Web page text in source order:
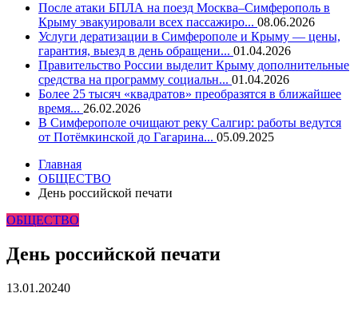
После атаки БПЛА на поезд Москва–Симферополь в
Крыму эвакуировали всех пассажиро... 08.06.2026
Услуги дератизации в Симферополе и Крыму — цены,
гарантия, выезд в день обращени... 01.04.2026
Правительство России выделит Крыму дополнительные
средства на программу социальн... 01.04.2026
Более 25 тысяч «квадратов» преобразятся в ближайшее
время... 26.02.2026
В Симферополе очищают реку Салгир: работы ведутся
от Потёмкинской до Гагарина... 05.09.2025
Главная
ОБЩЕСТВО
День российской печати
ОБЩЕСТВО
День российской печати
13.01.20240